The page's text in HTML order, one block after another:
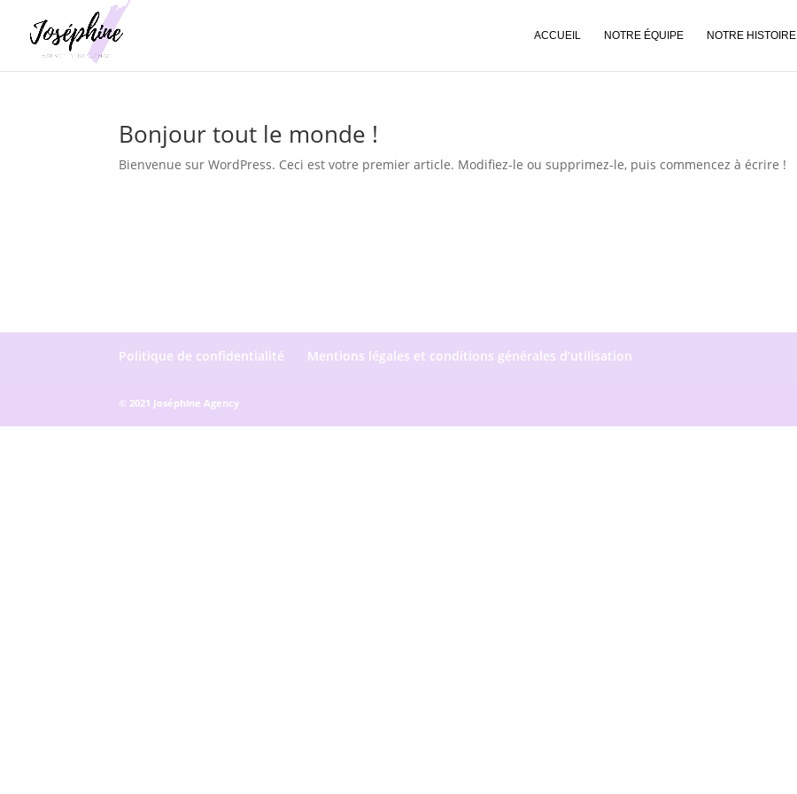
ACCUEIL NOTRE ÉQUIPE NOTRE HISTOIRE
Bonjour tout le monde !
Bienvenue sur WordPress. Ceci est votre premier article. Modifiez-le ou supprimez-le, puis commencez à écrire !
Politique de confidentialité Mentions légales et conditions générales d’utilisation
© 2021 Joséphine Agency